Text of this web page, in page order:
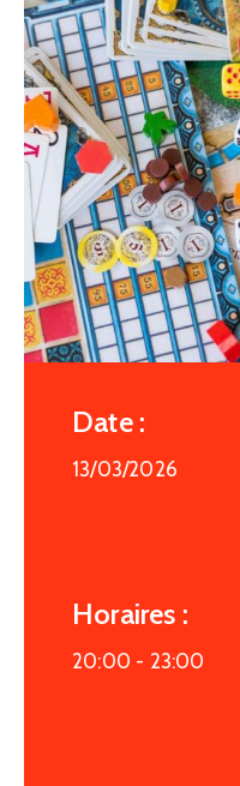
Date :
13/03/2026
Horaires :
20:00 - 23:00